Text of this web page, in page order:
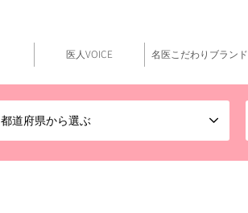
都道府県から選ぶ
医人VOICE 名医こだわりブランド